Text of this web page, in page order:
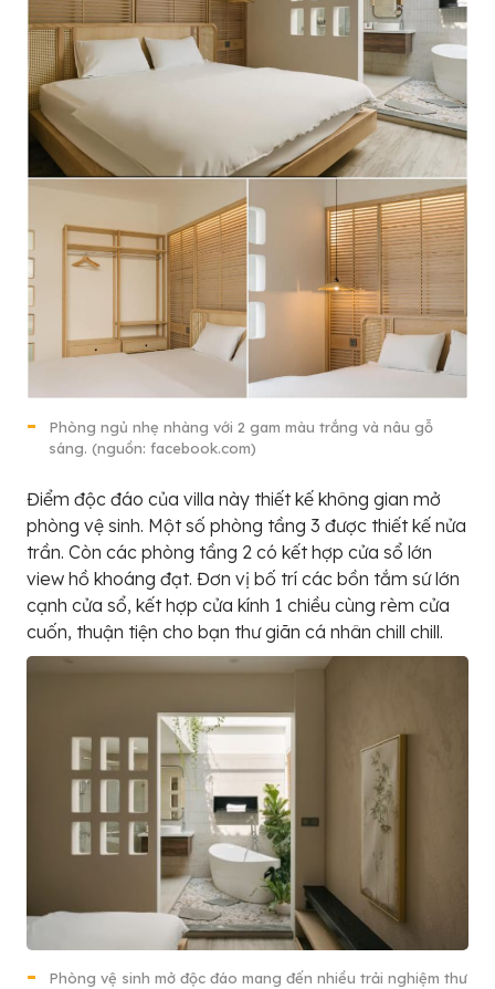
Phòng ngủ nhẹ nhàng với 2 gam màu trắng và nâu gỗ
sáng. (nguồn: facebook.com)
Điểm độc đáo của villa này thiết kế không gian mở
phòng vệ sinh. Một số phòng tầng 3 được thiết kế nửa
trần. Còn các phòng tầng 2 có kết hợp cửa sổ lớn
view hồ khoáng đạt. Đơn vị bố trí các bồn tắm sứ lớn
cạnh cửa sổ, kết hợp cửa kính 1 chiều cùng rèm cửa
cuốn, thuận tiện cho bạn thư giãn cá nhân chill chill.
Phòng vệ sinh mở độc đáo mang đến nhiều trải nghiệm thư